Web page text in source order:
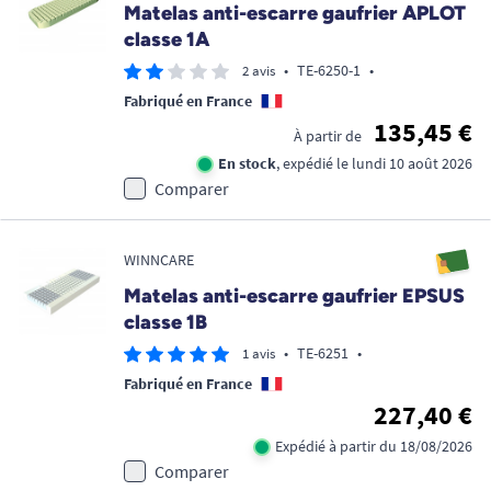
Matelas anti-escarre gaufrier APLOT
classe 1A
2 avis • TE-6250-1 •
Fabriqué en France
À partir de
135,45 €
En stock, expédié le lundi 10 août 2026
Comparer
WINNCARE
Matelas anti-escarre gaufrier EPSUS
classe 1B
1 avis • TE-6251 •
Fabriqué en France
227,40 €
Expédié à partir du 18/08/2026
Comparer